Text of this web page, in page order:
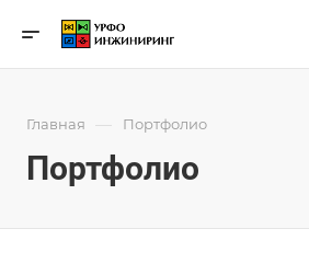
Главная — Портфолио
Портфолио